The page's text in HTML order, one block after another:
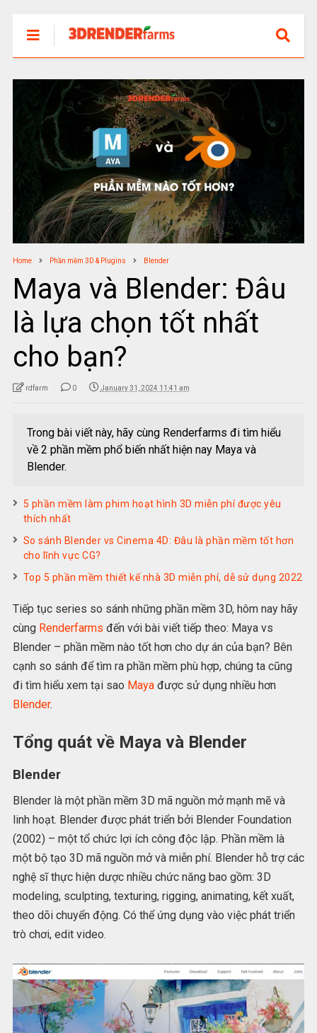
Home Phần mềm 3D & Plugins Blender
Maya và Blender: Đâu
là lựa chọn tốt nhất
cho bạn?
rdfarm 0 January 31, 2024 11:41 am
Trong bài viết này, hãy cùng Renderfarms đi tìm hiểu
về 2 phần mềm phổ biến nhất hiện nay Maya và
Blender.
5 phần mềm làm phim hoạt hình 3D miễn phí được yêu
thích nhất
So sánh Blender vs Cinema 4D: Đâu là phần mềm tốt hơn
cho lĩnh vực CG?
Top 5 phần mềm thiết kế nhà 3D miễn phí, dễ sử dụng 2022
Tiếp tục series so sánh những phần mềm 3D, hôm nay hãy
cùng Renderfarms đến với bài viết tiếp theo: Maya vs
Blender – phần mềm nào tốt hơn cho dự án của bạn? Bên
cạnh so sánh để tìm ra phần mềm phù hợp, chúng ta cũng
đi tìm hiểu xem tại sao Maya được sử dụng nhiều hơn
Blender.
Tổng quát về Maya và Blender
Blender
Blender là một phần mềm 3D mã nguồn mở mạnh mẽ và
linh hoạt. Blender được phát triển bởi Blender Foundation
(2002) – một tổ chức lợi ích công độc lập. Phần mềm là
một bộ tạo 3D mã nguồn mở và miễn phí. Blender hỗ trợ các
nghệ sĩ thực hiện dược nhiều chức năng bao gồm: 3D
modeling, sculpting, texturing, rigging, animating, kết xuất,
theo dõi chuyển động. Có thể ứng dụng vào việc phát triển
trò chơi, edit video.